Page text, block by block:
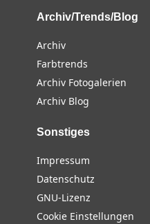
Archiv/Trends/Blog
Archiv
Farbtrends
Archiv Fotogalerien
Archiv Blog
Sonstiges
Impressum
Datenschutz
GNU-Lizenz
Cookie Einstellungen